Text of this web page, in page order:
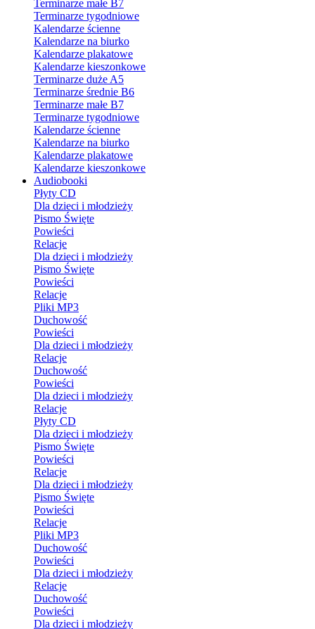
Terminarze małe B7
Terminarze tygodniowe
Kalendarze ścienne
Kalendarze na biurko
Kalendarze plakatowe
Kalendarze kieszonkowe
Terminarze duże A5
Terminarze średnie B6
Terminarze małe B7
Terminarze tygodniowe
Kalendarze ścienne
Kalendarze na biurko
Kalendarze plakatowe
Kalendarze kieszonkowe
Audiobooki
Płyty CD
Dla dzieci i młodzieży
Pismo Święte
Powieści
Relacje
Dla dzieci i młodzieży
Pismo Święte
Powieści
Relacje
Pliki MP3
Duchowość
Powieści
Dla dzieci i młodzieży
Relacje
Duchowość
Powieści
Dla dzieci i młodzieży
Relacje
Płyty CD
Dla dzieci i młodzieży
Pismo Święte
Powieści
Relacje
Dla dzieci i młodzieży
Pismo Święte
Powieści
Relacje
Pliki MP3
Duchowość
Powieści
Dla dzieci i młodzieży
Relacje
Duchowość
Powieści
Dla dzieci i młodzieży